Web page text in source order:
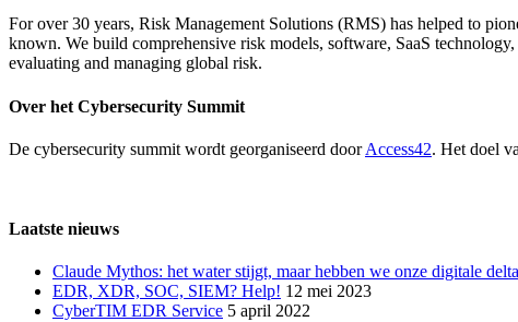
For over 30 years, Risk Management Solutions (RMS) has helped to
known. We build comprehensive risk models, software, SaaS technology,
evaluating and managing global risk.
Over het Cybersecurity Summit
De cybersecurity summit wordt georganiseerd doorAccess42. Het doel
Laatste nieuws
Claude Mythos: het water stijgt, maar hebben we onze digitale
EDR, XDR, SOC, SIEM? Help! 12 mei 2023
CyberTIM EDR Service 5 april 2022